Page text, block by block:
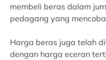
membeli beras dalam
pedagang yang
Harga beras juga telah
dengan harga eceran